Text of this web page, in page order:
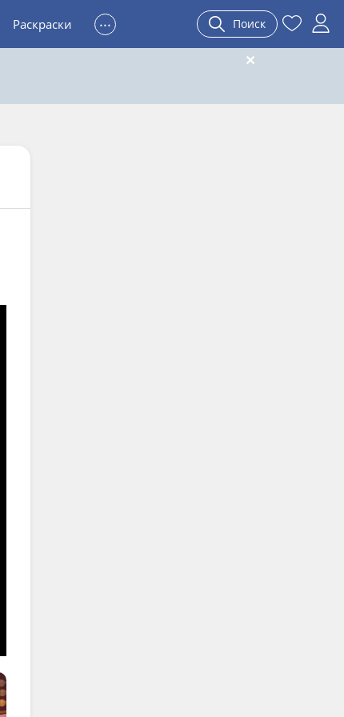
Раскраски ... Поиск